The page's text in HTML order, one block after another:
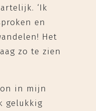
‘Ik
en
Het
zo te zien
in mijn
gelukkig